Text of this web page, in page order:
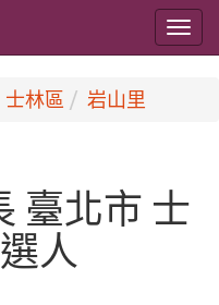
士林區 岩山里
臺北市 士
人